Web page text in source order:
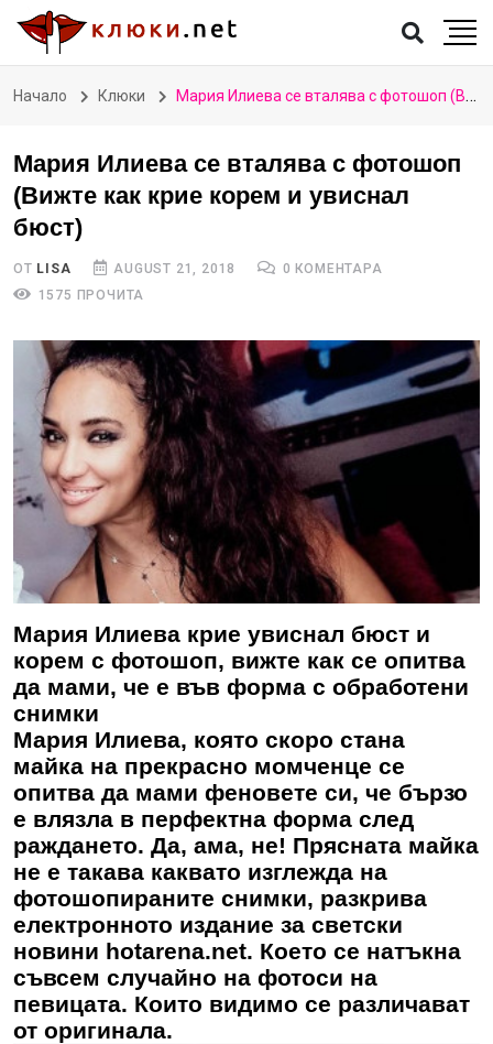
Начало Клюки Мария Илиева се вталява с фотошоп (Вижте как крие корем и увиснал бюст)
Мария Илиева се вталява с фотошоп
(Вижте как крие корем и увиснал
бюст)
ОТ LISA AUGUST 21, 2018
0 КОМЕНТАРА
1575 ПРОЧИТА
Мария Илиева крие увиснал бюст и
корем с фотошоп, вижте как се опитва
да мами, че е във форма с обработени
снимки
Мария Илиева, която скоро стана
майка на прекрасно момченце се
опитва да мами феновете си, че бързо
е влязла в перфектна форма след
раждането. Да, ама, не! Прясната майка
не е такава каквато изглежда на
фотошопираните снимки, разкрива
електронното издание за светски
новини hotarena.net. Което се натъкна
съвсем случайно на фотоси на
певицата. Които видимо се различават
от оригинала.